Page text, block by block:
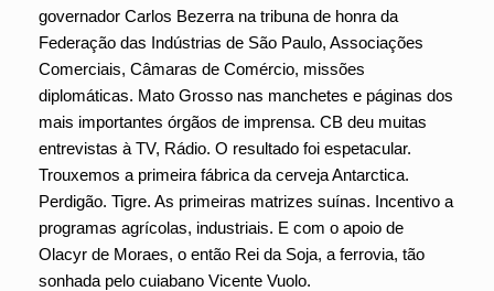
governador Carlos Bezerra na tribuna de honra da
Federação das Indústrias de São Paulo, Associações
Comerciais, Câmaras de Comércio, missões
diplomáticas. Mato Grosso nas manchetes e páginas dos
mais importantes órgãos de imprensa. CB deu muitas
entrevistas à TV, Rádio. O resultado foi espetacular.
Trouxemos a primeira fábrica da cerveja Antarctica.
Perdigão. Tigre. As primeiras matrizes suínas. Incentivo a
programas agrícolas, industriais. E com o apoio de
Olacyr de Moraes, o então Rei da Soja, a ferrovia, tão
sonhada pelo cuiabano Vicente Vuolo.